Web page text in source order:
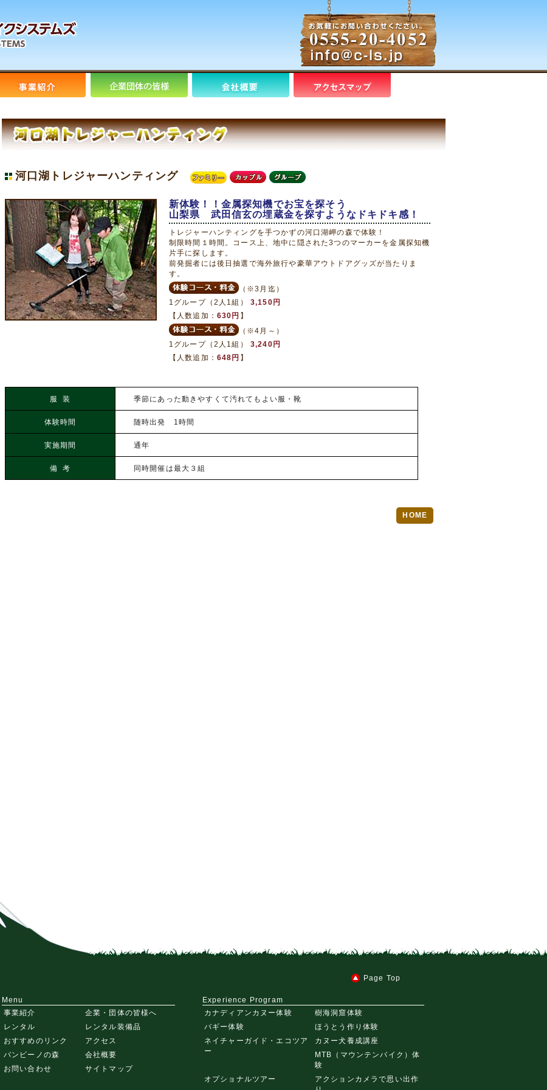
河口湖トレジャーハンティング
新体験！！金属探知機でお宝を探そう
山梨県 武田信玄の埋蔵金を探すようなドキドキ感！
トレジャーハンティングを手つかずの河口湖岬の森で体験！
制限時間１時間。コース上、地中に隠された3つのマーカーを金属探知機
片手に探します。
前発掘者には後日抽選で海外旅行や豪華アウトドアグッズが当たりま
す。
（※3月迄）
1グループ（2人1組） 3,150円
【人数追加： 630円 】
（※4月～）
1グループ（2人1組） 3,240円
【人数追加： 648円 】
服 装 季節にあった動きやすくて汚れてもよい服・靴
体験時間 随時出発 1時間
実施期間 通年
備 考 同時開催は最大３組
HOME
Page Top
Menu
事業紹介
企業・団体の皆様へ
レンタル
レンタル装備品
おすすめのリンク
アクセス
バンビーノの森
会社概要
お問い合わせ
サイトマップ
Experience Program
カナディアンカヌー体験
樹海洞窟体験
バギー体験
ほうとう作り体験
ネイチャーガイド・エコツア
ー
カヌー犬養成講座
MTB（マウンテンバイク）体
験
オプショナルツアー
アクションカメラで思い出作